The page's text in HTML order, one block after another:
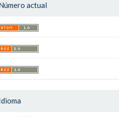
actual